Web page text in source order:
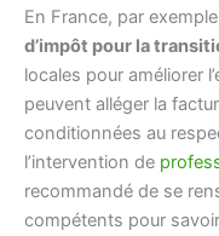
En France, par
d’impôt pour la
locales pour améliorer
peuvent alléger la
conditionnées au
l’intervention de
recommandé de se
compétents pour